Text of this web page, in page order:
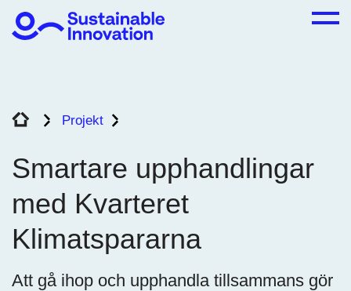
Projekt
Smartare upphandlingar
med Kvarteret
Klimatspararna
Att gå ihop och upphandla tillsammans gör